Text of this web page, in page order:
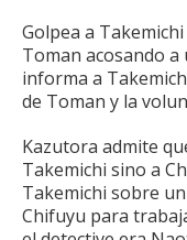
Golpea a
Toman acosando a
informa a
de Toman y la
Kazutora admite
Takemichi sino a
Takemichi sobre
Chifuyu para